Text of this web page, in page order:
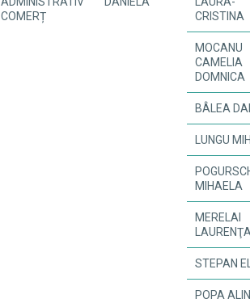
COMERȚ
CRISTINA
MOCANU
CAMELIA
DOMNICA
BÂLEA
LUNGU
MIHAELA
MERELAI
STEPAN
POPA